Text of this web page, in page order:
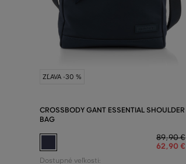
ZĽAVA -30 %
CROSSBODY GANT ESSENTIAL SHOULDER
BAG
89,90 €
62,90 €
Dostupné veľkosti: